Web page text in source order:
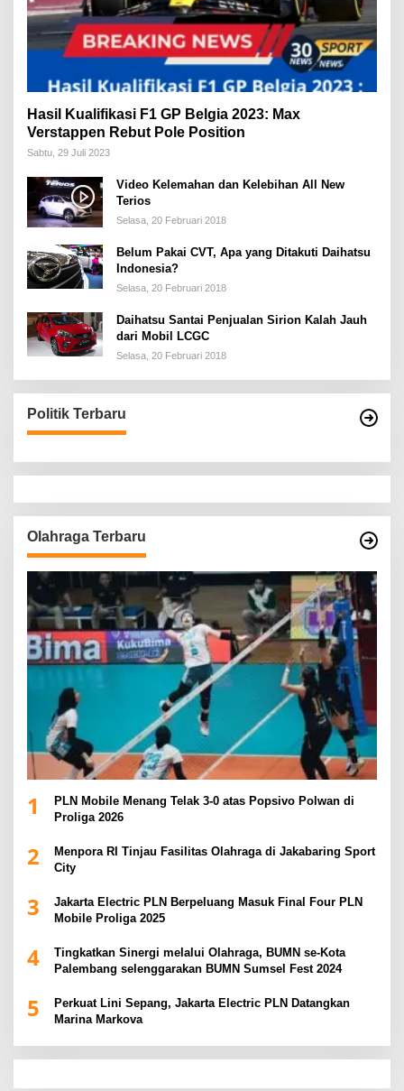
Hasil Kualifikasi F1 GP Belgia 2023: Max
Verstappen Rebut Pole Position
Sabtu, 29 Juli 2023
Video Kelemahan dan Kelebihan All New
Terios
Selasa, 20 Februari 2018
Belum Pakai CVT, Apa yang Ditakuti Daihatsu
Indonesia?
Selasa, 20 Februari 2018
Daihatsu Santai Penjualan Sirion Kalah Jauh
dari Mobil LCGC
Selasa, 20 Februari 2018
Politik Terbaru
Olahraga Terbaru
1
PLN Mobile Menang Telak 3-0 atas Popsivo Polwan di
Proliga 2026
2
Menpora RI Tinjau Fasilitas Olahraga di Jakabaring Sport
City
3
Jakarta Electric PLN Berpeluang Masuk Final Four PLN
Mobile Proliga 2025
4
Tingkatkan Sinergi melalui Olahraga, BUMN se-Kota
Palembang selenggarakan BUMN Sumsel Fest 2024
5
Perkuat Lini Sepang, Jakarta Electric PLN Datangkan
Marina Markova